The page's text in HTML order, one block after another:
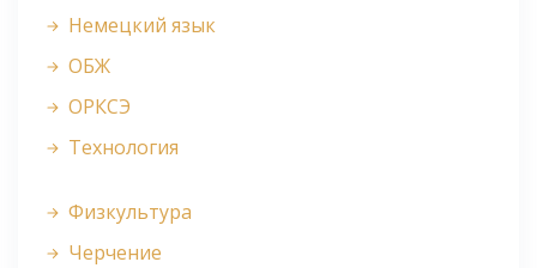
Немецкий язык
ОБЖ
ОРКСЭ
Технология
Физкультура
Черчение